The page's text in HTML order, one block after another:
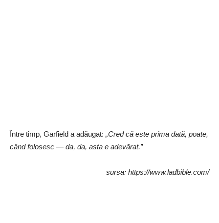
Între timp, Garfield a adăugat: „Cred că este prima dată, poate,
când folosesc — da, da, asta e adevărat.”
sursa: https://www.ladbible.com/